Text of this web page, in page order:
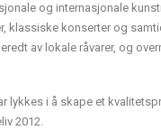
og internasjonale
klassiske konserter og
av lokale råvarer, og
lykkes i å skape et
2012.